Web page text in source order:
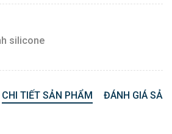
silicone
CHI TIẾT SẢN PHẨM ĐÁNH GIÁ